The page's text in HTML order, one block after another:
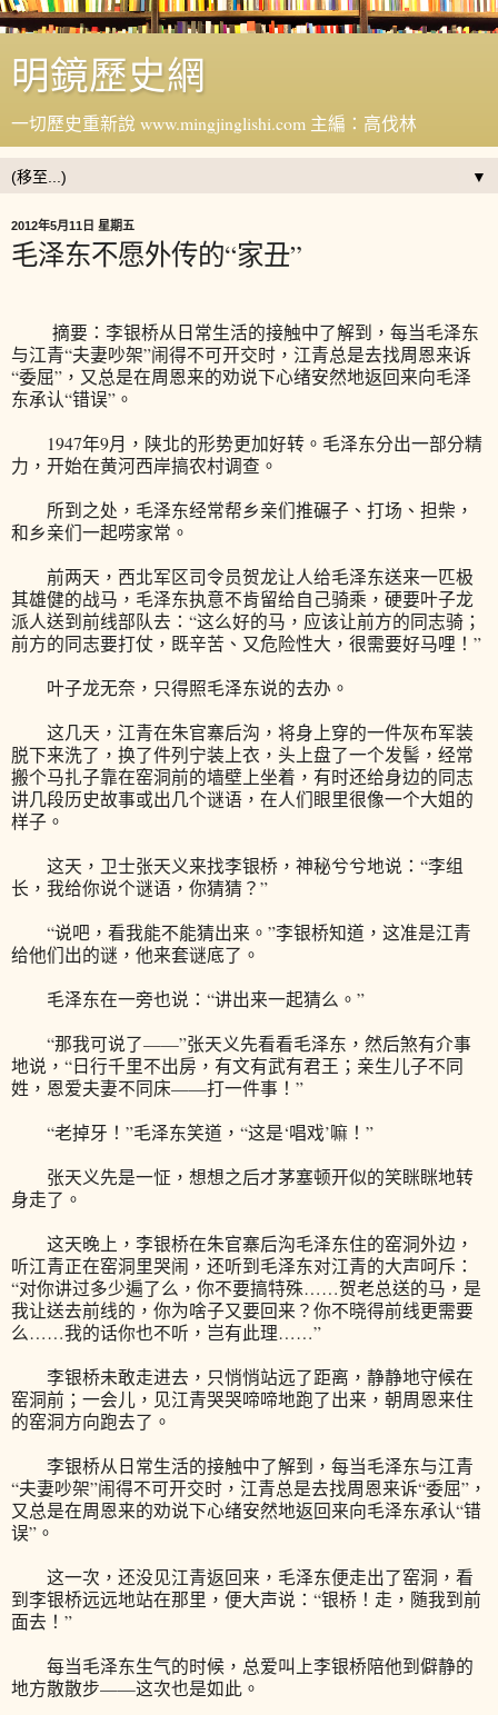
明鏡歷史網
一切歷史重新說 www.mingjinglishi.com 主編：高伐林
▼
2012年5月11日 星期五
毛泽东不愿外传的“家丑”
摘要：李银桥从日常生活的接触中了解到，每当毛泽东
与江青“夫妻吵架”闹得不可开交时，江青总是去找周恩来诉
“委屈”，又总是在周恩来的劝说下心绪安然地返回来向毛泽
东承认“错误”。
1947年9月，陕北的形势更加好转。毛泽东分出一部分精
力，开始在黄河西岸搞农村调查。
所到之处，毛泽东经常帮乡亲们推碾子、打场、担柴，
和乡亲们一起唠家常。
前两天，西北军区司令员贺龙让人给毛泽东送来一匹极
其雄健的战马，毛泽东执意不肯留给自己骑乘，硬要叶子龙
派人送到前线部队去：“这么好的马，应该让前方的同志骑；
前方的同志要打仗，既辛苦、又危险性大，很需要好马哩！”
叶子龙无奈，只得照毛泽东说的去办。
这几天，江青在朱官寨后沟，将身上穿的一件灰布军装
脱下来洗了，换了件列宁装上衣，头上盘了一个发髻，经常
搬个马扎子靠在窑洞前的墙壁上坐着，有时还给身边的同志
讲几段历史故事或出几个谜语，在人们眼里很像一个大姐的
样子。
这天，卫士张天义来找李银桥，神秘兮兮地说：“李组
长，我给你说个谜语，你猜猜？”
“说吧，看我能不能猜出来。”李银桥知道，这准是江青
给他们出的谜，他来套谜底了。
毛泽东在一旁也说：“讲出来一起猜么。”
“那我可说了——”张天义先看看毛泽东，然后煞有介事
地说，“日行千里不出房，有文有武有君王；亲生儿子不同
姓，恩爱夫妻不同床——打一件事！”
“老掉牙！”毛泽东笑道，“这是‘唱戏’嘛！”
张天义先是一怔，想想之后才茅塞顿开似的笑眯眯地转
身走了。
这天晚上，李银桥在朱官寨后沟毛泽东住的窑洞外边，
听江青正在窑洞里哭闹，还听到毛泽东对江青的大声呵斥：
“对你讲过多少遍了么，你不要搞特殊……贺老总送的马，是
我让送去前线的，你为啥子又要回来？你不晓得前线更需要
么……我的话你也不听，岂有此理……”
李银桥未敢走进去，只悄悄站远了距离，静静地守候在
窑洞前；一会儿，见江青哭哭啼啼地跑了出来，朝周恩来住
的窑洞方向跑去了。
李银桥从日常生活的接触中了解到，每当毛泽东与江青
“夫妻吵架”闹得不可开交时，江青总是去找周恩来诉“委屈”，
又总是在周恩来的劝说下心绪安然地返回来向毛泽东承认“错
误”。
这一次，还没见江青返回来，毛泽东便走出了窑洞，看
到李银桥远远地站在那里，便大声说：“银桥！走，随我到前
面去！”
每当毛泽东生气的时候，总爱叫上李银桥陪他到僻静的
地方散散步——这次也是如此。